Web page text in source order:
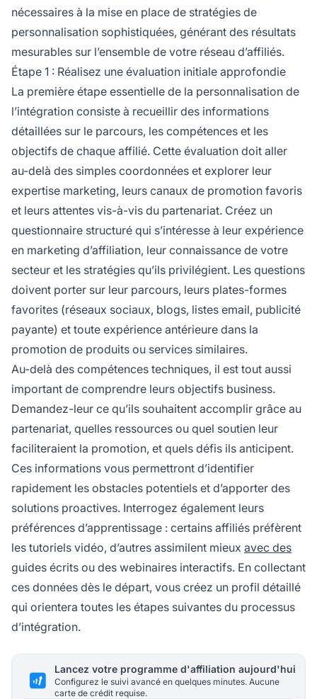
nécessaires à la mise en place de stratégies de
personnalisation sophistiquées, générant des résultats
mesurables sur l’ensemble de votre réseau d’affiliés.
Étape 1 : Réalisez une évaluation initiale approfondie
La première étape essentielle de la personnalisation de
l’intégration consiste à recueillir des informations
détaillées sur le parcours, les compétences et les
objectifs de chaque affilié. Cette évaluation doit aller
au-delà des simples coordonnées et explorer leur
expertise marketing, leurs canaux de promotion favoris
et leurs attentes vis-à-vis du partenariat. Créez un
questionnaire structuré qui s’intéresse à leur expérience
en marketing d’affiliation, leur connaissance de votre
secteur et les stratégies qu’ils privilégient. Les questions
doivent porter sur leur parcours, leurs plates-formes
favorites (réseaux sociaux, blogs, listes email, publicité
payante) et toute expérience antérieure dans la
promotion de produits ou services similaires.
Au-delà des compétences techniques, il est tout aussi
important de comprendre leurs objectifs business.
Demandez-leur ce qu’ils souhaitent accomplir grâce au
partenariat, quelles ressources ou quel soutien leur
faciliteraient la promotion, et quels défis ils anticipent.
Ces informations vous permettront d’identifier
rapidement les obstacles potentiels et d’apporter des
solutions proactives. Interrogez également leurs
préférences d’apprentissage : certains affiliés préfèrent
les tutoriels vidéo, d’autres assimilent mieux avec des
guides écrits ou des webinaires interactifs. En collectant
ces données dès le départ, vous créez un profil détaillé
qui orientera toutes les étapes suivantes du processus
d’intégration.
Lancez votre programme d'affiliation aujourd'hui
Configurez le suivi avancé en quelques minutes. Aucune
carte de crédit requise.